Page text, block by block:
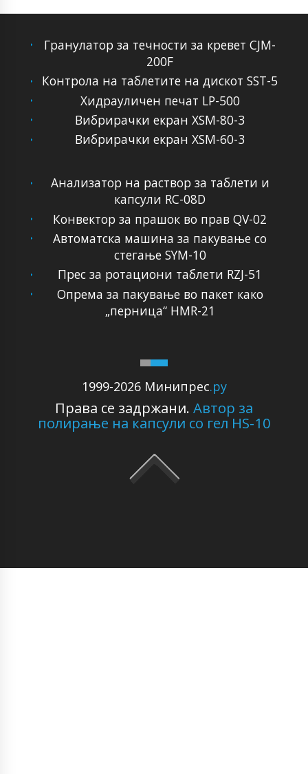
Гранулатор за течности за кревет CJM-
200F
Контрола на таблетите на дискот SST-5
Хидрауличен печат LP-500
Вибрирачки екран XSM-80-3
Вибрирачки екран XSM-60-3
1999-2026 Минипрес.ру
Права се задржани. Автор за
полирање на капсули со гел HS-10
Анализатор на раствор за таблети и
капсули RC-08D
Конвектор за прашок во прав QV-02
Автоматска машина за пакување со
стегање SYM-10
Прес за ротациони таблети RZJ-51
Опрема за пакување во пакет како
„перница“ HMR-21